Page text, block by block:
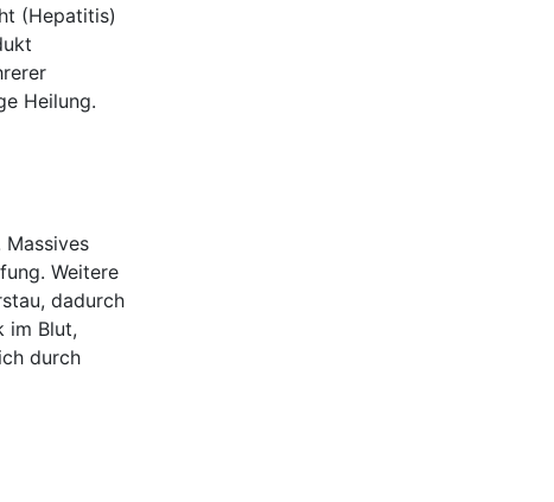
(Hepatitis)
Heilung.
Weitere
dadurch
im Blut,
durch